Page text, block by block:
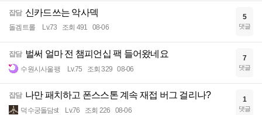
잡담 신카드쓰는 악사덱
돌겜트롤 Lv.73 조회 491 08-06
5
댓글
잡담 벌써 얼마 전 챔피언십 팩 들어왔네요
수원시사울팽 Lv.75 조회 329 08-06
7
댓글
잡담 나만 패치하고 폰스스톤 계속 재접 버그 걸리나?
덕수궁돌담st Lv.76 조회 226 08-06
1
댓글